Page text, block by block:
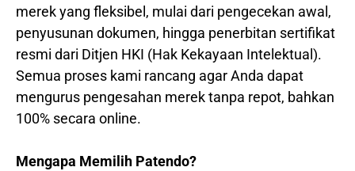
merek yang fleksibel, mulai dari pengecekan awal,
penyusunan dokumen, hingga penerbitan sertifikat
resmi dari Ditjen HKI (Hak Kekayaan Intelektual).
Semua proses kami rancang agar Anda dapat
mengurus pengesahan merek tanpa repot, bahkan
100% secara online.
Mengapa Memilih Patendo?